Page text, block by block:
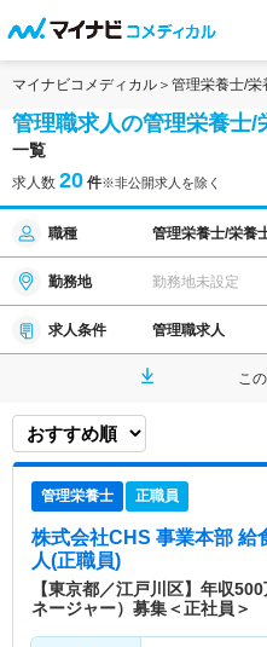
マイナビコメディカル 管理栄養士/栄
管理職求人の管理栄養士/
一覧
求人数 20 件※非公開求人を除く
職種 管理栄養士/栄養
勤務地 勤務地未設定
求人条件 管理職求人
こ
管理栄養士 正職員
株式会社CHS 事業本部 給
人(正職員)
【東京都／江戸川区】年収
ネージャー）募集＜正社員＞